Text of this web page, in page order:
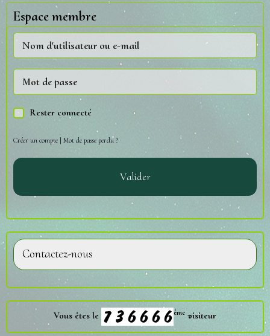
Espace membre
Rester connecté
Créer un compte | Mot de passe perdu ?
Valider
Contactez-nous
Vous êtes le ème visiteur